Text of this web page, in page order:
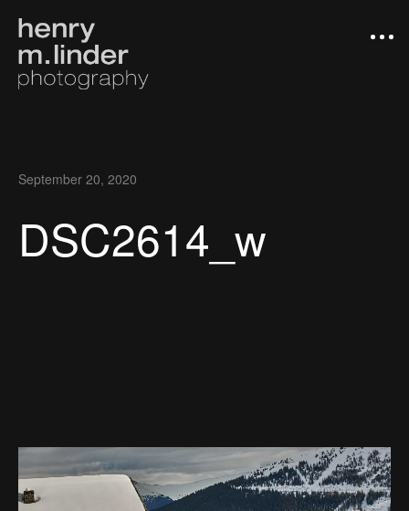
Kontakt
September 20, 2020
DSC2614_w